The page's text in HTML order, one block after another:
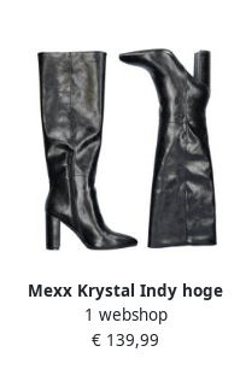
Mexx Krystal Indy hoge
laarzen
1 webshop
€ 139,99